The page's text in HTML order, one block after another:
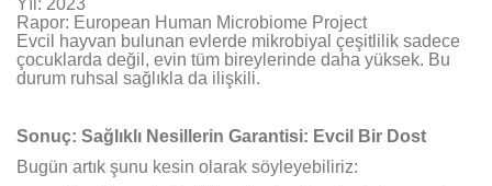
Yıl: 2023
Rapor: European Human Microbiome Project
Evcil hayvan bulunan evlerde mikrobiyal çeşitlilik sadece
çocuklarda değil, evin tüm bireylerinde daha yüksek. Bu
durum ruhsal sağlıkla da ilişkili.
Sonuç: Sağlıklı Nesillerin Garantisi: Evcil Bir Dost
Bugün artık şunu kesin olarak söyleyebiliriz: